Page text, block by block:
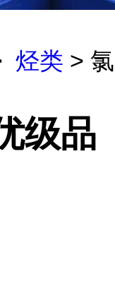
烃类 > 氯
级品